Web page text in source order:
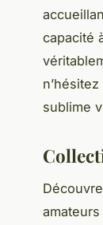
capacité
sublime